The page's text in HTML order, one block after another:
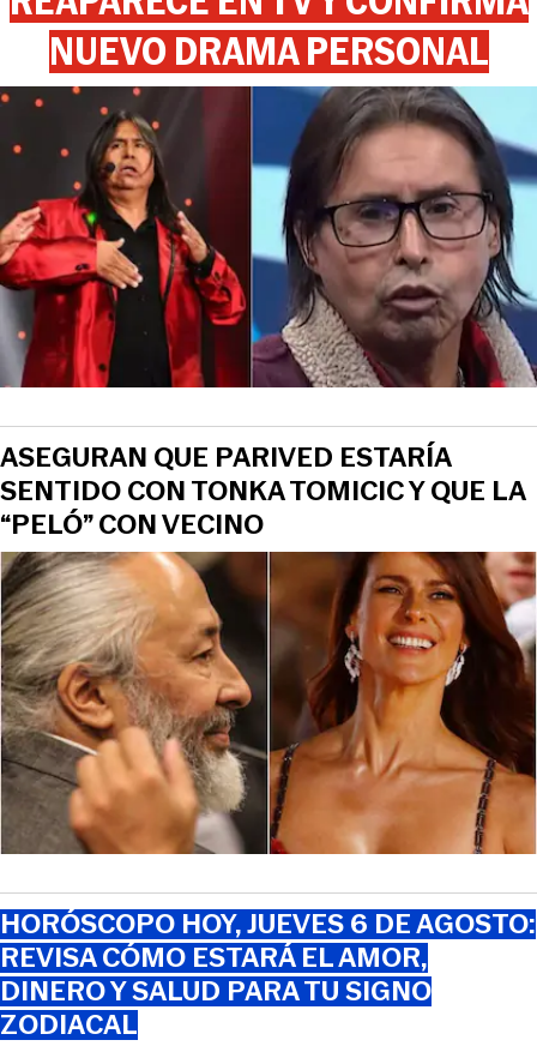
NUEVO DRAMA PERSONAL
ASEGURAN QUE PARIVED ESTARÍA
SENTIDO CON TONKA TOMICIC Y QUE LA
“PELÓ” CON VECINO
HORÓSCOPO HOY, JUEVES 6 DE AGOSTO:
REVISA CÓMO ESTARÁ EL AMOR,
DINERO Y SALUD PARA TU SIGNO
ZODIACAL